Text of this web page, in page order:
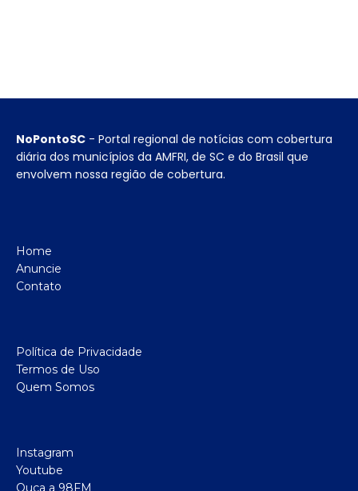
NoPontoSC - Portal regional de notícias com cobertura
diária dos municípios da AMFRI, de SC e do Brasil que
envolvem nossa região de cobertura.
Home
Anuncie
Contato
Política de Privacidade
Termos de Uso
Quem Somos
Instagram
Youtube
Ouça a 98FM